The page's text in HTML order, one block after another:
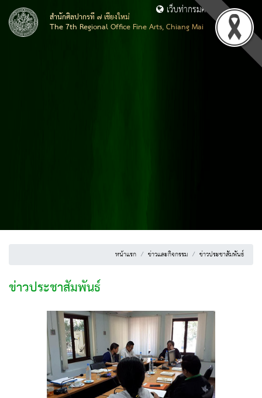
สำนักศิลปากรที่ ๗ เชียงใหม่
The 7th Regional Office Fine Arts, Chiang Mai
เว็บท่ากรมศิลปากร
หน้าแรก ข่าวและกิจกรรม ข่าวประชาสัมพันธ์
ข่าวประชาสัมพันธ์